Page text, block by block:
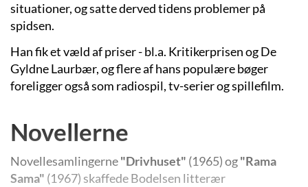
situationer, og satte derved tidens problemer på
spidsen.
Han fik et væld af priser - bl.a. Kritikerprisen og De
Gyldne Laurbær, og flere af hans populære bøger
foreligger også som radiospil, tv-serier og spillefilm.
Novellerne
Novellesamlingerne"Drivhuset" (1965) og"Rama
Sama" (1967) skaffede Bodelsen litterær